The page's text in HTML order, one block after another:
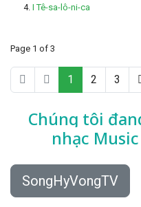
I Tê-sa-lô-ni-ca
Page 1 of 3
1 2 3
Chúng tôi
nhạc
SongHyVongTV